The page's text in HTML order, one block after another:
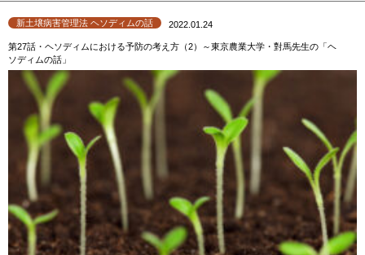
新土壌病害管理法 ヘソディムの話 2022.01.24
第27話・ヘソディムにおける予防の考え方（2）～東京農業大学・對馬先生の「ヘ
ソディムの話」